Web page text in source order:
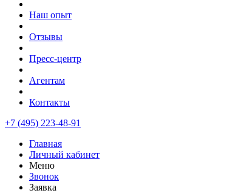
Наш опыт
Отзывы
Пресс-центр
Агентам
Контакты
+7 (495) 223-48-91
Главная
Личный кабинет
Меню
Звонок
Заявка